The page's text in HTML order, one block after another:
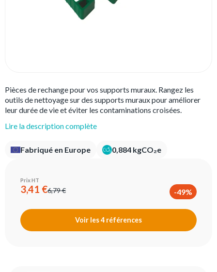
Pièces de rechange pour vos supports muraux. Rangez les
outils de nettoyage sur des supports muraux pour améliorer
leur durée de vie et éviter les contaminations croisées.
Lire la description complète
Fabriqué en Europe 0,884 kgCO₂e
Prix HT
3,41 €6,79 € -49%
Voir les 4 références